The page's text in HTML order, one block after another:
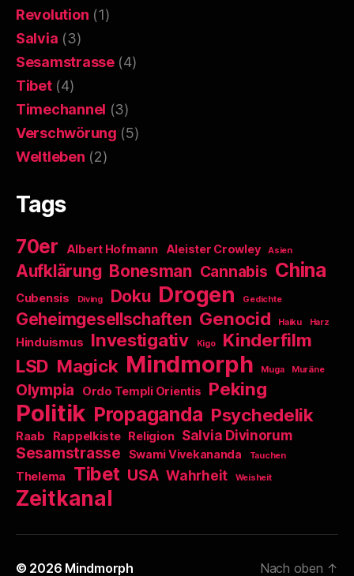
Revolution (1)
Salvia (3)
Sesamstrasse(4)
Tibet(4)
Timechannel (3)
Verschwörung (5)
Weltleben (2)
Tags
70er Albert Hofmann Aleister Crowley Asien
Aufklärung Bonesman Cannabis China
Cubensis Diving Doku Drogen Gedichte
Geheimgesellschaften Genocid Haiku Harz
Hinduismus Investigativ Kigo
Kinderfilm
LSD Magick Mindmorph Muga Muräne
Olympia Ordo Templi Orientis Peking
Politik Propaganda Psychedelik
Raab Rappelkiste Religion Salvia Divinorum
Sesamstrasse Swami Vivekananda Tauchen
Thelema Tibet USA Wahrheit Weisheit
Zeitkanal
© 2026 Mindmorph Nach oben ↑